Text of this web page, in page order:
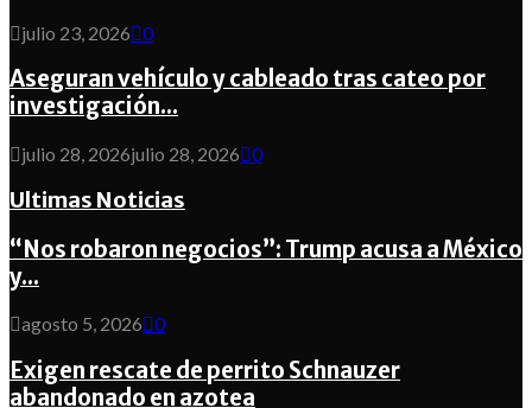
julio 23, 2026 0
Aseguran vehículo y cableado tras cateo por
investigación...
julio 28, 2026julio 28, 2026 0
Ultimas Noticias
“Nos robaron negocios”: Trump acusa a México
y...
agosto 5, 2026 0
Exigen rescate de perrito Schnauzer
abandonado en azotea